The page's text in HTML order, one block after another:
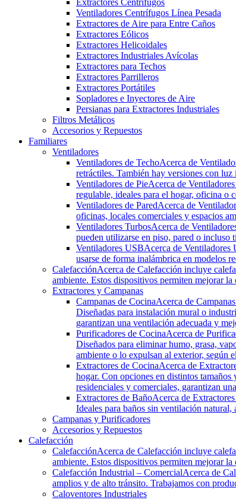
Extractores Centrífugos
Ventiladores Centrífugos Línea Pesada
Extractores de Aire para Entre Caños
Extractores Eólicos
Extractores Helicoidales
Extractores Industriales Avícolas
Extractores para Techos
Extractores Parrilleros
Extractores Portátiles
Sopladores e Inyectores de Aire
Persianas para Extractores Industriales
Filtros Metálicos
Accesorios y Repuestos
Familiares
Ventiladores
Ventiladores de TechoAcerca de
retráctiles. También hay versiones con
Ventiladores de PieAcerca de
regulable, ideales para el hogar, oficina o
Ventiladores de ParedAcerca de
oficinas, locales comerciales y espacios
Ventiladores TurbosAcerca de
pueden utilizarse en piso, pared o incluso
Ventiladores USBAcerca de Ventiladores
usarse de forma inalámbrica en modelos
CalefacciónAcerca de Calefacción incluye
ambiente. Estos dispositivos permiten mejorar
Extractores y Campanas
Campanas de CocinaAcerca de
Diseñadas para instalación mural o
garantizan una ventilación adecuada y
Purificadores de CocinaAcerca de
Diseñados para eliminar humo, grasa,
ambiente o lo expulsan al exterior, según
Extractores de CocinaAcerca de
hogar. Con opciones en distintos
residenciales y comerciales, garantizan
Extractores de BañoAcerca de
Ideales para baños sin ventilación
Campanas y Purificadores
Accesorios y Repuestos
Calefacción
CalefacciónAcerca de Calefacción incluye
ambiente. Estos dispositivos permiten mejorar
Calefacción Industrial – ComercialAcerca de
amplios y de alto tránsito. Trabajamos con
Caloventores Industriales